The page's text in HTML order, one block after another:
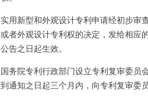
实用新型和外观设计专利申请经初步审
或者外观设计专利权的决定，发给相应
公告之日起生效。
国务院专利行政部门设立专利复审委员
到通知之日起三个月内，向专利复审委